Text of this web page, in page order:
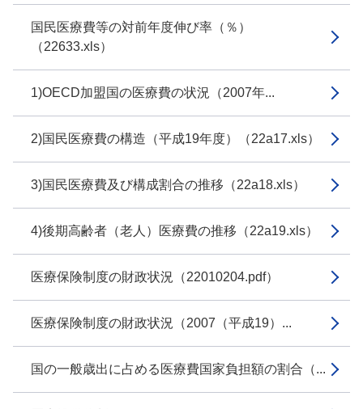
国民医療費等の対前年度伸び率（％）
（22633.xls）
1)OECD加盟国の医療費の状況（2007年...
2)国民医療費の構造（平成19年度）（22a17.xls）
3)国民医療費及び構成割合の推移（22a18.xls）
4)後期高齢者（老人）医療費の推移（22a19.xls）
医療保険制度の財政状況（22010204.pdf）
医療保険制度の財政状況（2007（平成19）...
国の一般歳出に占める医療費国家負担額の割合（...